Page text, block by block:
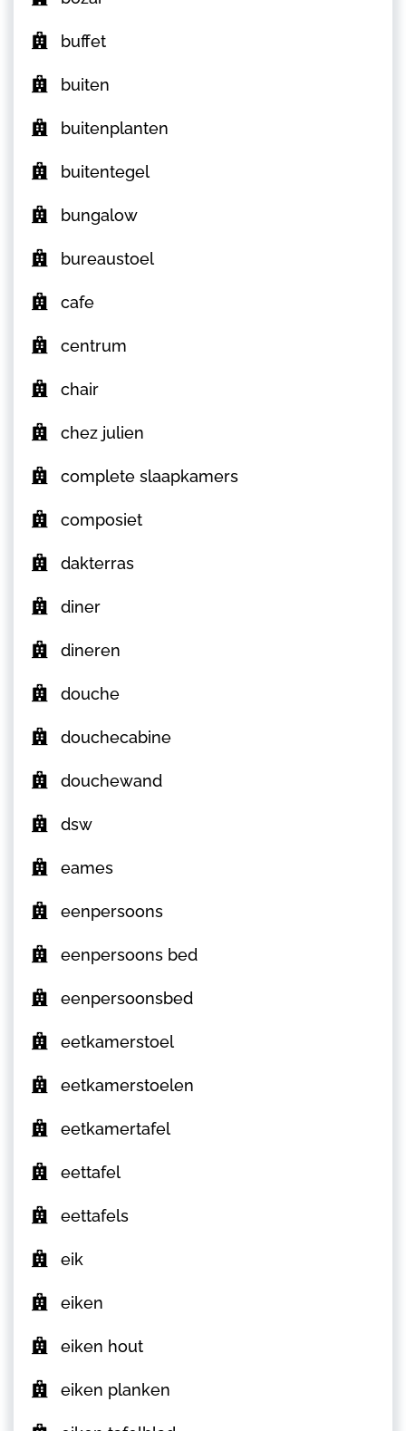
buffet
buiten
buitenplanten
buitentegel
bungalow
bureaustoel
cafe
centrum
chair
chez julien
complete slaapkamers
composiet
dakterras
diner
dineren
douche
douchecabine
douchewand
dsw
eames
eenpersoons
eenpersoons bed
eenpersoonsbed
eetkamerstoel
eetkamerstoelen
eetkamertafel
eettafel
eettafels
eik
eiken
eiken hout
eiken planken